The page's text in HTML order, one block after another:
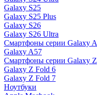
Galaxy S25
Galaxy S25 Plus
Galaxy S26
Galaxy S26 Ultra
Смартфоны серии Galaxy A
Galaxy A57
Смартфоны серии Galaxy Z
Galaxy Z Fold 6
Galaxy Z Fold 7
Ноутбуки